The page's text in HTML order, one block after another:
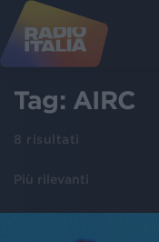
Tag: AIRC
8 risultati
Più rilevanti